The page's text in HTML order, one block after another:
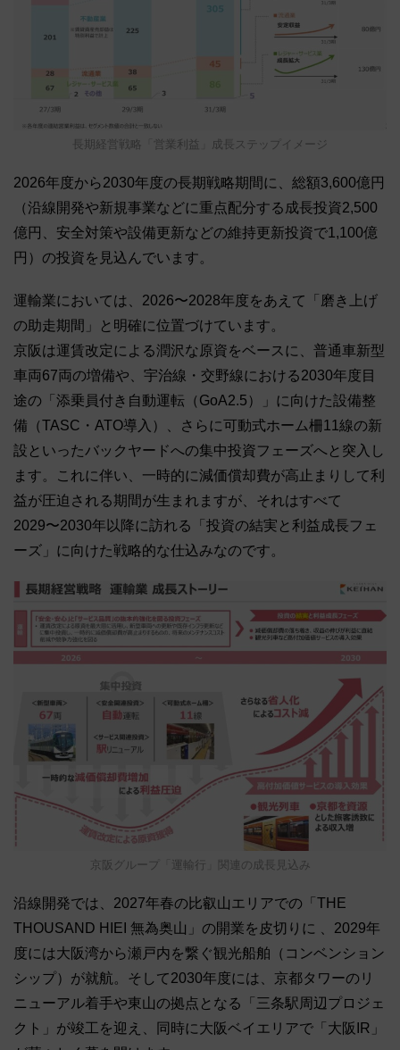
長期経営戦略「営業利益」成長ステップイメージ
2026年度から2030年度の長期戦略期間に、総額3,600億円
（沿線開発や新規事業などに重点配分する成長投資2,500
億円、安全対策や設備更新などの維持更新投資で1,100億
円）の投資を見込んでいます。
運輸業においては、2026〜2028年度をあえて「磨き上げ
の助走期間」と明確に位置づけています。
京阪は運賃改定による潤沢な原資をベースに、普通車新型
車両67両の増備や、宇治線・交野線における2030年度目
途の「添乗員付き自動運転（GoA2.5）」に向けた設備整
備（TASC・ATO導入）、さらに可動式ホーム柵11線の新
設といったバックヤードへの集中投資フェーズへと突入し
ます。これに伴い、一時的に減価償却費が高止まりして利
益が圧迫される期間が生まれますが、それはすべて
2029〜2030年以降に訪れる「投資の結実と利益成長フェ
ーズ」に向けた戦略的な仕込みなのです。
京阪グループ「運輸行」関連の成長見込み
沿線開発では、2027年春の比叡山エリアでの「THE
THOUSAND HIEI 無為奥山」の開業を皮切りに
、2029年
度には大阪湾から瀬戸内を繋ぐ観光船舶（コンベンション
シップ）が就航。そして2030年度には、京都タワーのリ
ニューアル着手や東山の拠点となる「三条駅周辺プロジェ
クト」が竣工を迎え、同時に大阪ベイエリアで「大阪IR」